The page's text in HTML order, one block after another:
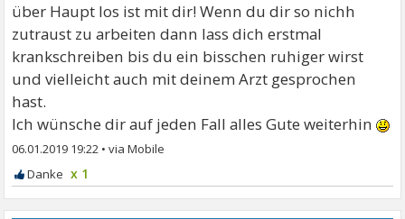
über Haupt los ist mit dir! Wenn du dir so nichh
zutraust zu arbeiten dann lass dich erstmal
krankschreiben bis du ein bisschen ruhiger wirst
und vielleicht auch mit deinem Arzt gesprochen
hast.
Ich wünsche dir auf jeden Fall alles Gute weiterhin
06.01.2019 19:22 •
x 1